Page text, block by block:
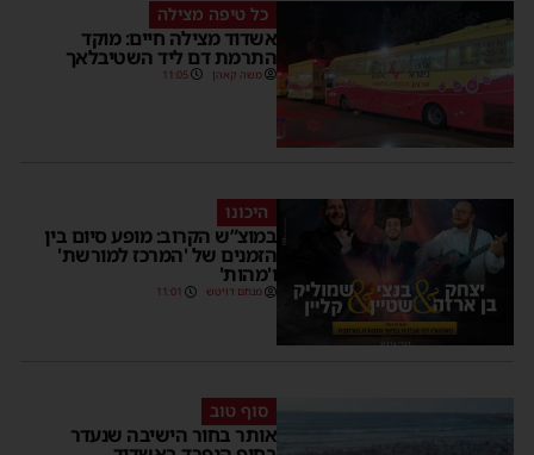
כל טיפה מצילה
אשדוד מצילה חיים: מוקד
התרמת דם ליד השטיבלאך
משה קאהן 11:05
היכונו
במוצ”ש הקרוב: מופע סיום בין
הזמנים של 'המרכז למורשת'
ו'מהות'
מנחם דויטש 11:01
סוף טוב
אותר בחור הישיבה שנעדר